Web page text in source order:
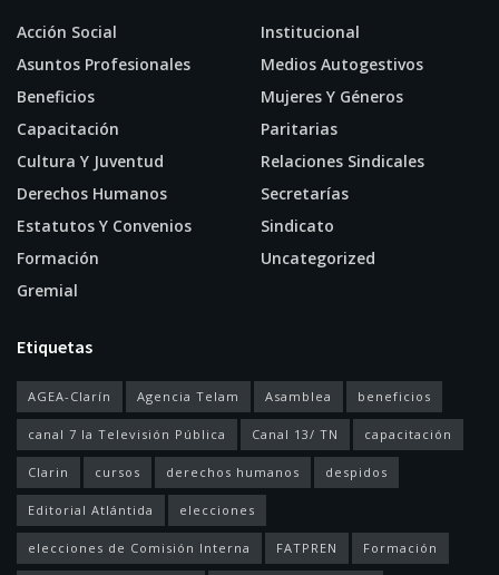
Acción Social
Asuntos Profesionales
Beneficios
Capacitación
Cultura Y Juventud
Derechos Humanos
Estatutos Y Convenios
Formación
Gremial
Institucional
Medios Autogestivos
Mujeres Y Géneros
Paritarias
Relaciones Sindicales
Secretarías
Sindicato
Uncategorized
Etiquetas
AGEA-Clarín Agencia Telam Asamblea beneficios
canal 7 la Televisión Pública Canal 13/ TN capacitación
Clarin cursos derechos humanos despidos
Editorial Atlántida elecciones
elecciones de Comisión Interna FATPREN Formación